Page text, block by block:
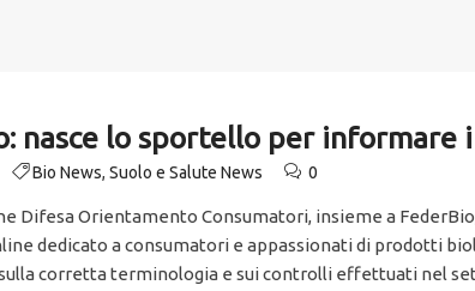
nasce lo sportello per informare
Bio News, Suolo e Salute News 0
Difesa Orientamento Consumatori, insieme a
dedicato a consumatori e appassionati di prodotti
corretta terminologia e sui controlli effettuati nel